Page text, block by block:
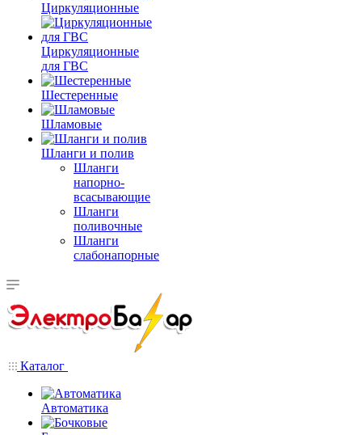
Циркуляционные
Циркуляционные
для ГВС
Шестеренные
Шламовые
Шланги и полив
Шланги
напорно-
всасывающие
Шланги
поливочные
Шланги
слабонапорные
Каталог
Автоматика